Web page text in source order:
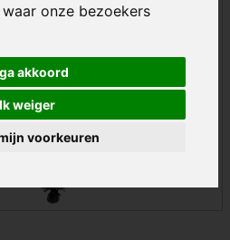
onze bezoekers
akkoord
Ik weiger
voorkeuren